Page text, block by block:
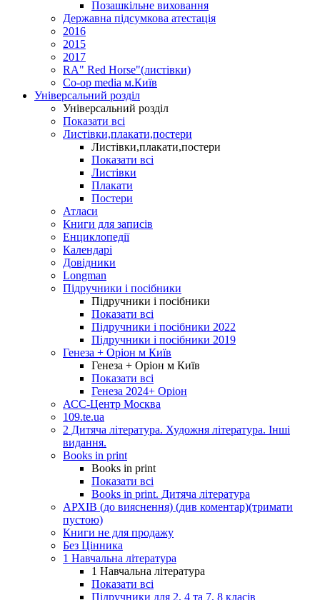
Позашкільне виховання
Державна підсумкова атестація
2016
2015
2017
RA" Red Horse"(листівки)
Co-op media м.Київ
Універсальний розділ
Універсальний розділ
Показати всі
Листівки,плакати,постери
Листівки,плакати,постери
Показати всі
Листівки
Плакати
Постери
Атласи
Книги для записів
Енциклопедії
Календарі
Довідники
Longman
Підручники і посібники
Підручники і посібники
Показати всі
Підручники і посібники 2022
Підручники і посібники 2019
Генеза + Оріон м Київ
Генеза + Оріон м Київ
Показати всі
Генеза 2024+ Оріон
АСС-Центр Москва
109.te.ua
2 Дитяча література. Художня література. Інші
видання.
Books in print
Books in print
Показати всі
Books in print. Дитяча література
АРХІВ (до вияснення) (див коментар)(тримати
пустою)
Книги не для продажу
Без Цінника
1 Навчальна література
1 Навчальна література
Показати всі
Підручники для 2, 4 та 7, 8 класів